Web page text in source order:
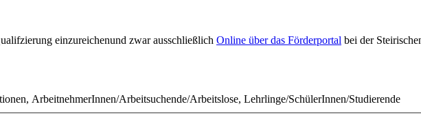
einzureichenund zwar ausschließlich Online über das Förderportal bei der
ArbeitnehmerInnen/Arbeitsuchende/Arbeitslose, Lehrlinge/SchülerInnen/Studierende